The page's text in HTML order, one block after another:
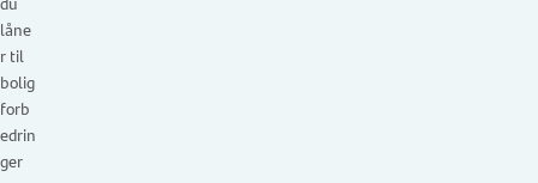
låne
r til
bolig
forb
edrin
ger